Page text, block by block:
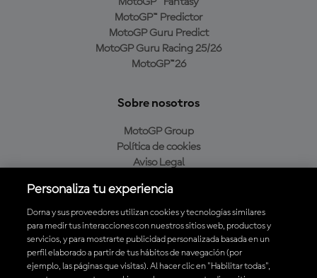
MotoGP™ Predictor
MotoGP Guru Predict
MotoGP Guru Racing 25/26
MotoGP™26
Sobre nosotros
MotoGP Group
Política de cookies
Aviso Legal
Política de compra
Descarga la aplicación oficial de MotoGP™
Personaliza tu experiencia
Dorna y sus proveedores utilizan cookies y tecnologías similares
para medir tus interacciones con nuestros sitios web, productos y
servicios, y para mostrarte publicidad personalizada basada en un
perfil elaborado a partir de tus hábitos de navegación (por
ejemplo, las páginas que visitas). Al hacer clic en "Habilitar todas",